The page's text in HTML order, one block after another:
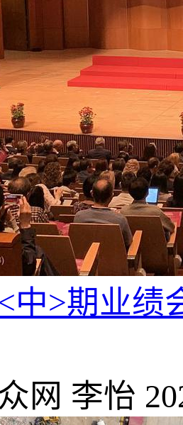
中>期业绩
网 李怡